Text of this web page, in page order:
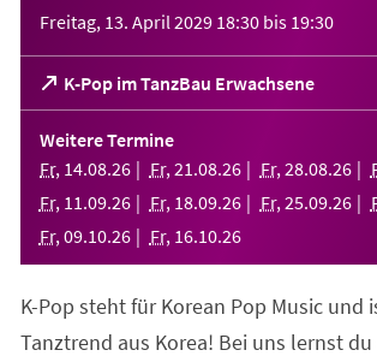
Freitag, 13. April 2029 18:30 bis 19:30
K-Pop im TanzBau Erwachsene
(Öffnet
in
einem
neuen
Tab)
Weitere Termine
Fr, 14.08.26 Fr, 21 .08.26 Fr, 28.08.26
Fr, 11 .09.26 Fr, 18.09.26 Fr, 25.09.26
Fr, 09.10.26 Fr, 16.10.26
K-Pop steht für Korean Pop Music und
Tanztrend aus Korea! Bei uns lernst